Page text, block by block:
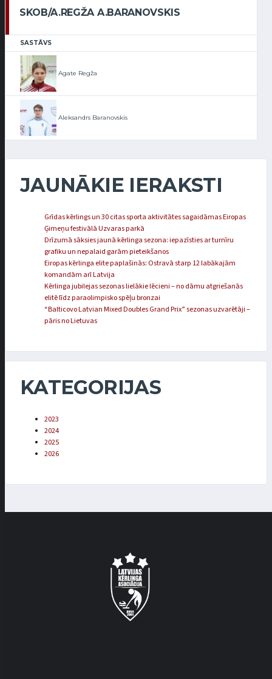
SKOB/A.REGŽA A.BARANOVSKIS
SASTĀVS
Agate Regža
Aleksandrs Baranovskis
JAUNĀKIE IERAKSTI
Grīdas kērlings un 30 citas sporta aktivitātes sagaidāmas Eiropas
Ģimeņu festivālā Uzvaras parkā
Drīzumā sāksies jaunā kērlinga sezona: iepazīsties ar turnīru
grafiku un nepalaid garām pieteikšanos
Eiropas kērlinga elite paplašinās: Ostravā starp 12 labākajām
komandām arī Latvija
Kērlinga jubilejas sezonas lielākie lēcieni – no dāmu atgriešanās
elitē līdz paraolimpisko spēļu bronzai
“Balticovo Latvian Mixed Doubles Grand Prix” sezonas uzvarētāji –
pāris no Lietuvas
KATEGORIJAS
2023
2024
2025
2026